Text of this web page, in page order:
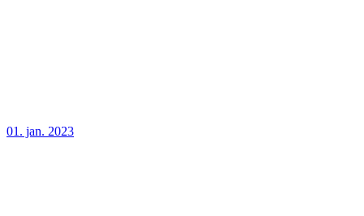
01. jan. 2023